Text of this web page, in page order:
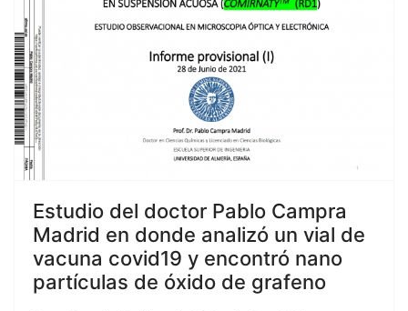
Estudio del doctor Pablo Campra
Madrid en donde analizó un vial de
vacuna covid19 y encontró nano
partículas de óxido de grafeno